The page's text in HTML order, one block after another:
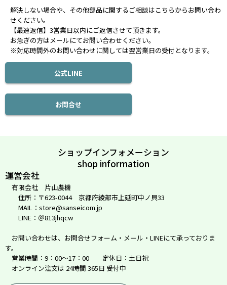
解決しない場合や、その他部品に関するご相談はこちらからお問い合わ
せください。
【最速返信】3営業日以内にご返信させて頂きます。
お急ぎの方はメールにてお問い合わせください。
※対応時間外のお問い合わせに関しては翌営業日の受付となります。
公式LINE
お問合せ
ショップインフォメーション
shop information
運営会社
有限会社 片山農機
住所：〒623-0044 京都府綾部市上延町中ノ貝33
MAIL：store@sanseicom.jp
LINE：＠813jhqcw
お問い合わせは、お問合せフォーム・メール・LINEにて承っておりま
す。
営業時間：9：00～17：00 定休日：土日祝
オンライン注文は 24時間 365日 受付中